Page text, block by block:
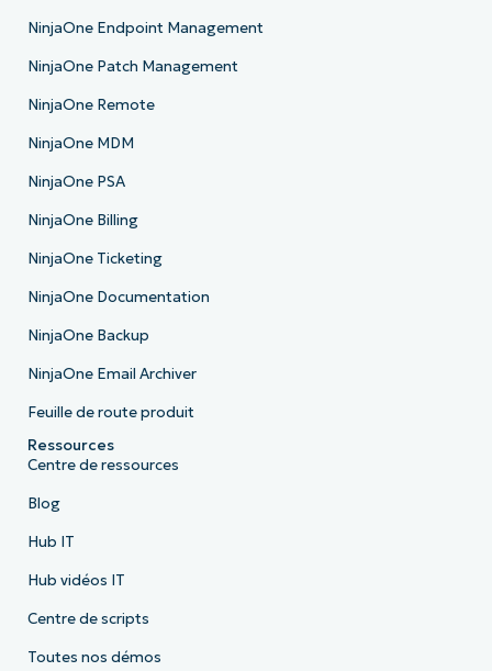
NinjaOne Endpoint Management
NinjaOne Patch Management
NinjaOne Remote
NinjaOne MDM
NinjaOne PSA
NinjaOne Billing
NinjaOne Ticketing
NinjaOne Documentation
NinjaOne Backup
NinjaOne Email Archiver
Feuille de route produit
Ressources
Centre de ressources
Blog
Hub IT
Hub vidéos IT
Centre de scripts
Toutes nos démos